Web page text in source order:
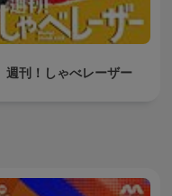
週刊！しゃべレーザー